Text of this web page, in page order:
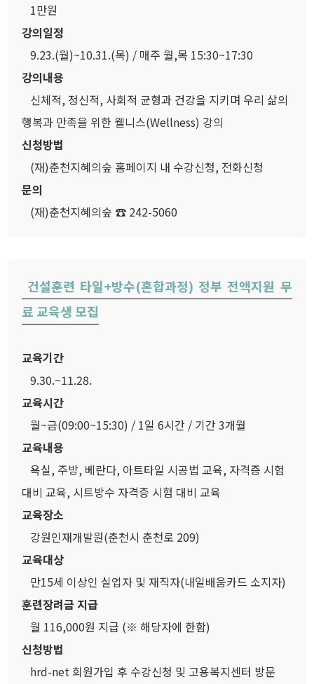
1만원
강의일정
9.23.(월)~10.31.(목) / 매주 월,목 15:30~17:30
강의내용
신체적, 정신적, 사회적 균형과 건강을 지키며 우리 삶의
행복과 만족을 위한 웰니스(Wellness) 강의
신청방법
(재)춘천지혜의숲 홈페이지 내 수강신청, 전화신청
문의
(재)춘천지혜의숲 ☎ 242-5060
건설훈련 타일+방수(혼합과정) 정부 전액지원 무
료 교육생 모집
교육기간
9.30.~11.28.
교육시간
월~금(09:00~15:30) / 1일 6시간 / 기간 3개월
교육내용
욕실, 주방, 베란다, 아트타일 시공법 교육, 자격증 시험
대비 교육, 시트방수 자격증 시험 대비 교육
교육장소
강원인재개발원(춘천시 춘천로 209)
교육대상
만15세 이상인 실업자 및 재직자(내일배움카드 소지자)
훈련장려금 지급
월 116,000원 지급 (※ 해당자에 한함)
신청방법
hrd-net 회원가입 후 수강신청 및 고용복지센터 방문